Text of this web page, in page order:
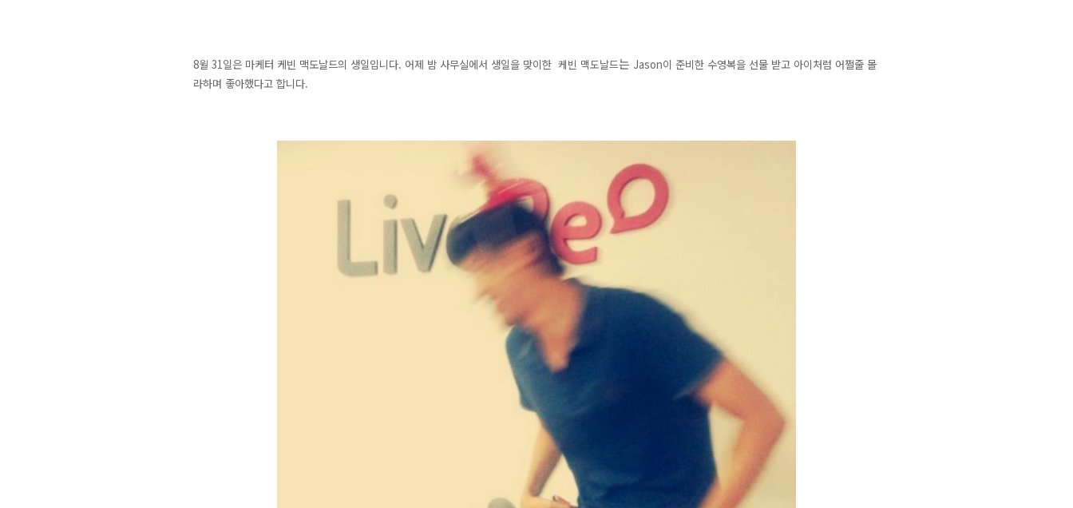
8월 31일은 마케터 케빈 맥도날드의 생일입니다. 어제 밤 사무실에서 생일을 맞이한 케빈 맥도날드는 Jason이 준비한 수영복을 선물 받고 아이처럼 어쩔줄 몰
라하며 좋아했다고 합니다.